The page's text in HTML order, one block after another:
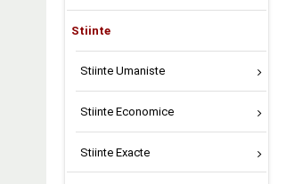
Stiinte
Stiinte Umaniste
Stiinte Economice
Stiinte Exacte